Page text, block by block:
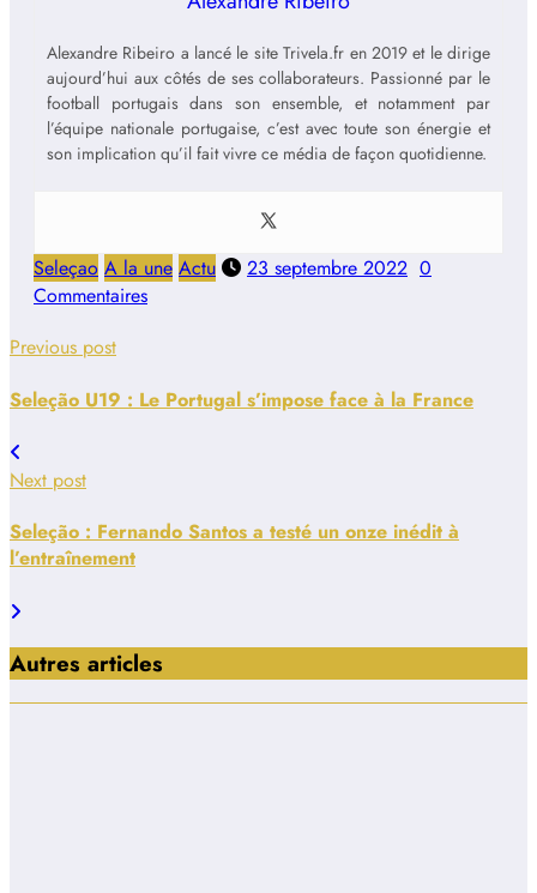
Alexandre Ribeiro a lancé le site Trivela.fr en 2019 et le dirige
aujourd’hui aux côtés de ses collaborateurs. Passionné par le
football portugais dans son ensemble, et notamment par
l’équipe nationale portugaise, c’est avec toute son énergie et
son implication qu’il fait vivre ce média de façon quotidienne.
Seleçao A la une Actu 23 septembre 2022 0
Commentaires
Previous post
Seleção U19 : Le Portugal s’impose face à la France
Next post
Seleção : Fernando Santos a testé un onze inédit à
l’entraînement
Autres articles